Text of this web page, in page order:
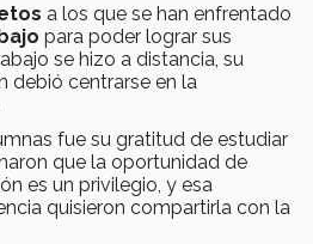
a los que se han enfrentado
para poder lograr sus
se hizo a distancia, su
debió centrarse en la
fue su gratitud de estudiar
que la oportunidad de
es un privilegio, y esa
quisieron compartirla con la